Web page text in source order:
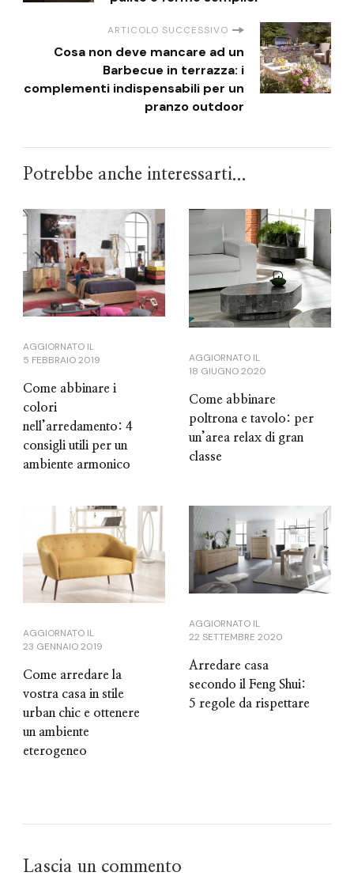
ARTICOLO SUCCESSIVO
Cosa non deve mancare ad un
Barbecue in terrazza: i
complementi indispensabili per un
pranzo outdoor
Potrebbe anche interessarti...
AGGIORNATO IL
5 FEBBRAIO 2019
Come abbinare i
colori
nell’arredamento: 4
consigli utili per un
ambiente armonico
AGGIORNATO IL
18 GIUGNO 2020
Come abbinare
poltrona e tavolo: per
un’area relax di gran
classe
AGGIORNATO IL
23 GENNAIO 2019
Come arredare la
vostra casa in stile
urban chic e ottenere
un ambiente
eterogeneo
AGGIORNATO IL
22 SETTEMBRE 2020
Arredare casa
secondo il Feng Shui:
5 regole da rispettare
Lascia un commento